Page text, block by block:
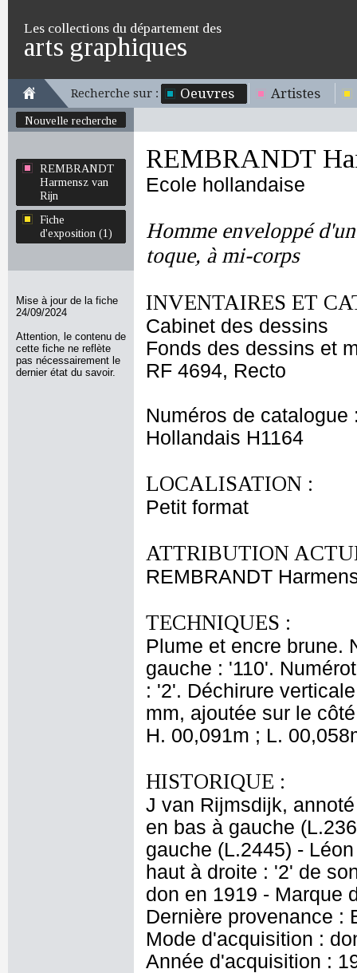
Les collections du département des
arts graphiques
Recherche sur : Oeuvres Artistes
Nouvelle recherche
REMBRANDT
Harmensz van
Rijn
Fiche
d'exposition (1)
Mise à jour de la fiche
24/09/2024
Attention, le contenu de
cette fiche ne reflète
pas nécessairement le
dernier état du savoir.
REMBRANDT
Ecole hollandaise
Homme enveloppé
toque, à mi-corps
INVENTAIRES ET
Cabinet des dessins
Fonds des dessins et
RF 4694, Recto
Numéros de catalogue
Hollandais H1164
LOCALISATION :
Petit format
ATTRIBUTION
REMBRANDT
TECHNIQUES :
Plume et encre brune.
gauche : '110'.
: '2'. Déchirure
mm, ajoutée sur le
H. 00,091m ; L.
HISTORIQUE :
J van Rijmsdijk,
en bas à gauche
gauche (L.2445) -
haut à droite : '2' de
don en 1919 - Marque
Dernière provenance :
Mode d'acquisition :
Année d'acquisition :